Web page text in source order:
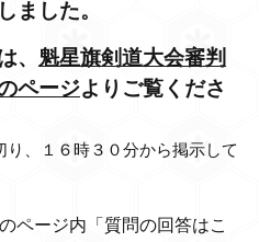
ました。
、 魁星旗剣道大会審判
ページよりご覧くださ
、１６時３０分から掲示して
ページ内「質問の回答はこ